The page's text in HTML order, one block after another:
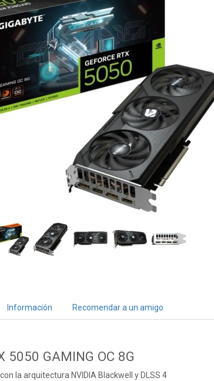
Información Recomendar a un amigo
5050 GAMING OC 8G
la arquitectura NVIDIA Blackwell y DLSS 4